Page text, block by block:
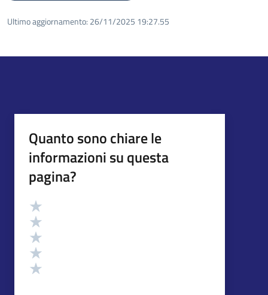
Ultimo aggiornamento: 26/11/2025 19:27.55
Quanto sono chiare le
informazioni su questa
pagina?
Valutazione